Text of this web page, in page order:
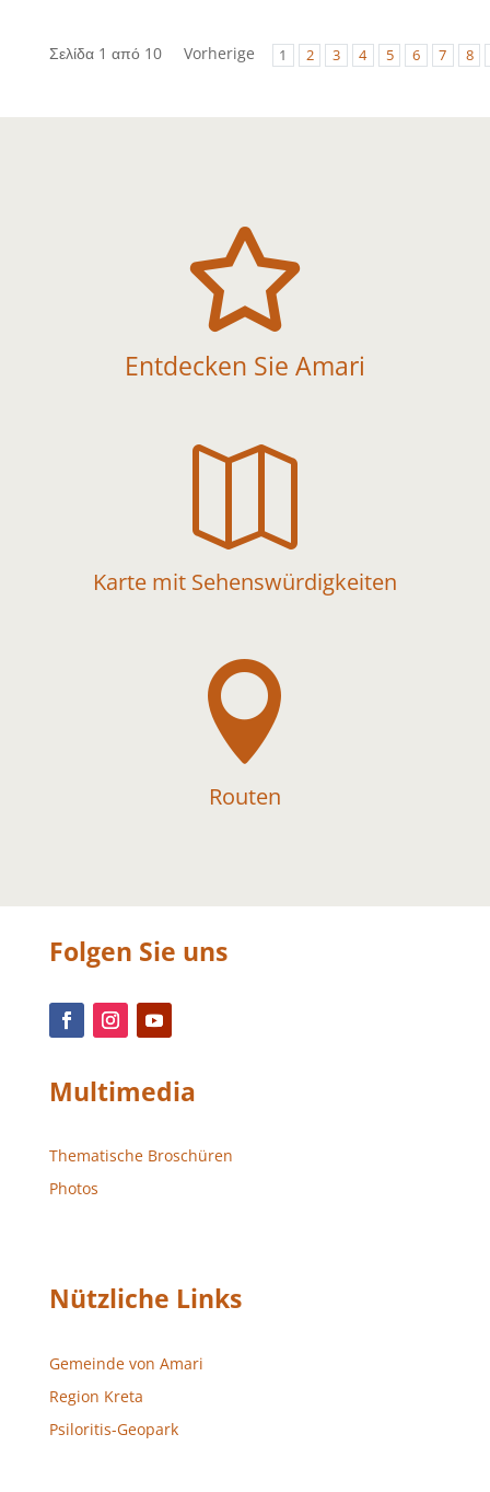
Σελίδα 1 από 10 Vorherige 1 2 3 4 5 6 7 8

Entdecken Sie Amari

Karte mit Sehenswürdigkeiten

Routen
Folgen Sie uns
Multimedia
Thematische Broschüren
Photos
Nützliche Links
Gemeinde von Amari
Region Kreta
Psiloritis-Geopark